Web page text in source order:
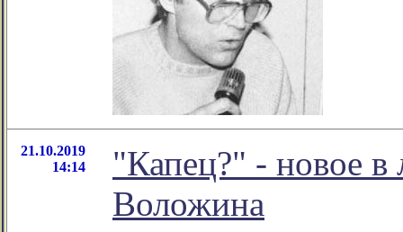
21.10.2019
14:14
"Капец?" - новое в
Воложина